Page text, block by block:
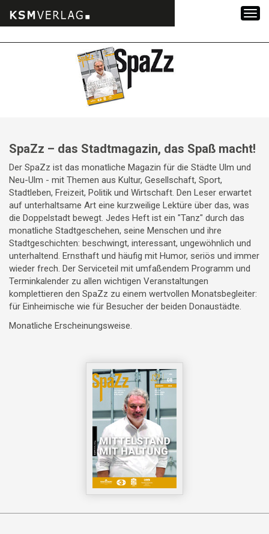
SpaZz – das Stadtmagazin, das Spaß macht!
Der SpaZz ist das monatliche Magazin für die Städte Ulm und
Neu-Ulm - mit Themen aus Kultur, Gesellschaft, Sport,
Stadtleben, Freizeit, Politik und Wirtschaft. Den Leser erwartet
auf unterhaltsame Art eine kurzweilige Lektüre über das, was
die Doppelstadt bewegt. Jedes Heft ist ein "Tanz" durch das
monatliche Stadtgeschehen, seine Menschen und ihre
Stadtgeschichten: beschwingt, interessant, ungewöhnlich und
unterhaltend. Ernsthaft und häufig mit Humor, seriös und immer
wieder frech. Der Serviceteil mit umfaßendem Programm und
Terminkalender zu allen wichtigen Veranstaltungen
komplettieren den SpaZz zu einem wertvollen Monatsbegleiter:
für Einheimische wie für Besucher der beiden Donaustädte.
Monatliche Erscheinungsweise.